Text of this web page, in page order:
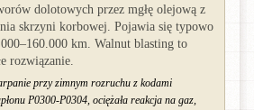
dolotowych przez mgłę olejową z
skrzyni korbowej. Pojawia się typowo
km. Walnut blasting to
rozwiązanie.
przy zimnym rozruchu z kodami
P0300-P0304, ociężała reakcja na gaz,